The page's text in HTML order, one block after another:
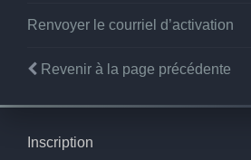
Renvoyer le courriel d’activation
Revenir à la page précédente
Inscription